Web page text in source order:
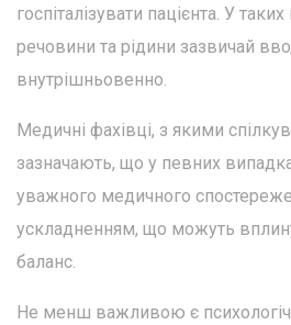
госпіталізувати пацієнта. У
речовини та рідини зазвичай
внутрішньовенно.
Медичні фахівці, з якими
зазначають, що у певних
уважного медичного
ускладненням, що можуть
баланс.
Не менш важливою є